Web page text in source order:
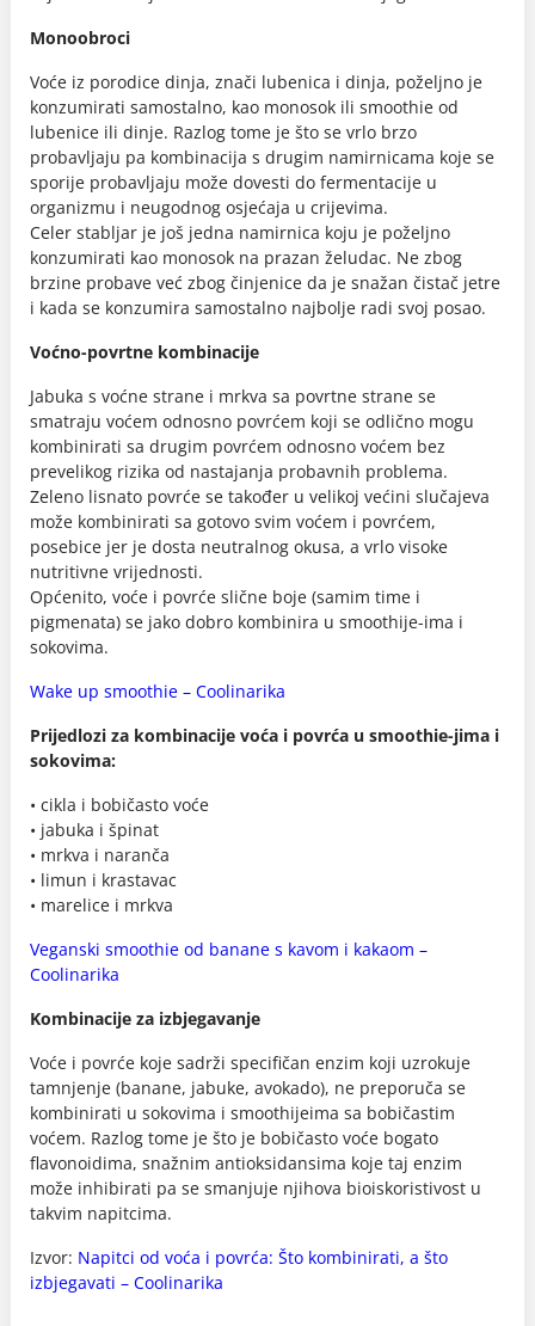
Monoobroci
Voće iz porodice dinja, znači lubenica i dinja, poželjno je
konzumirati samostalno, kao monosok ili smoothie od
lubenice ili dinje. Razlog tome je što se vrlo brzo
probavljaju pa kombinacija s drugim namirnicama koje se
sporije probavljaju može dovesti do fermentacije u
organizmu i neugodnog osjećaja u crijevima.
Celer stabljar je još jedna namirnica koju je poželjno
konzumirati kao monosok na prazan želudac. Ne zbog
brzine probave već zbog činjenice da je snažan čistač jetre
i kada se konzumira samostalno najbolje radi svoj posao.
Voćno-povrtne kombinacije
Jabuka s voćne strane i mrkva sa povrtne strane se
smatraju voćem odnosno povrćem koji se odlično mogu
kombinirati sa drugim povrćem odnosno voćem bez
prevelikog rizika od nastajanja probavnih problema.
Zeleno lisnato povrće se također u velikoj većini slučajeva
može kombinirati sa gotovo svim voćem i povrćem,
posebice jer je dosta neutralnog okusa, a vrlo visoke
nutritivne vrijednosti.
Općenito, voće i povrće slične boje (samim time i
pigmenata) se jako dobro kombinira u smoothije-ima i
sokovima.
Wake up smoothie – Coolinarika
Prijedlozi za kombinacije voća i povrća u smoothie-jima i
sokovima:
• cikla i bobičasto voće
• jabuka i špinat
• mrkva i naranča
• limun i krastavac
• marelice i mrkva
Veganski smoothie od banane s kavom i kakaom –
Coolinarika
Kombinacije za izbjegavanje
Voće i povrće koje sadrži specifičan enzim koji uzrokuje
tamnjenje (banane, jabuke, avokado), ne preporuča se
kombinirati u sokovima i smoothijeima sa bobičastim
voćem. Razlog tome je što je bobičasto voće bogato
flavonoidima, snažnim antioksidansima koje taj enzim
može inhibirati pa se smanjuje njihova bioiskoristivost u
takvim napitcima.
Izvor: Napitci od voća i povrća: Što kombinirati, a što
izbjegavati – Coolinarika